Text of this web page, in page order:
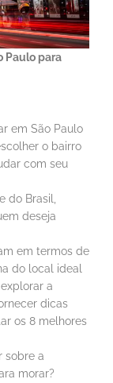
Paulo para
em São Paulo
o bairro
com seu
do Brasil,
deseja
em termos de
do local ideal
a
dicas
os 8 melhores
sobre a
morar?